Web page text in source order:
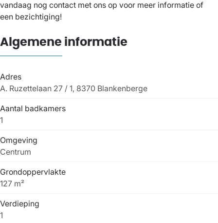
vandaag nog contact met ons op voor meer informatie of
een bezichtiging!
Algemene informatie
Adres
A. Ruzettelaan 27 / 1, 8370 Blankenberge
Aantal badkamers
1
Omgeving
Centrum
Grondoppervlakte
127 m²
Verdieping
1